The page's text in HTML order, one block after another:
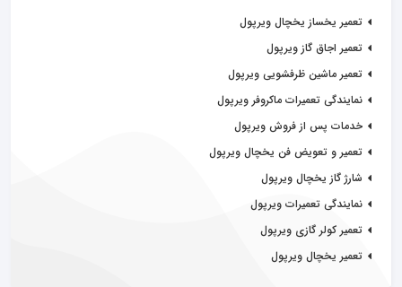
تعمیر یخساز یخچال ویرپول
تعمیر اجاق گاز ویرپول
تعمیر ماشین ظرفشویی ویرپول
نمایندگی تعمیرات ماکروفر ویرپول
خدمات پس از فروش ویرپول
تعمیر و تعویض فن یخچال ویرپول
شارژ گاز یخچال ویرپول
نمایندگی تعمیرات ویرپول
تعمیر کولر گازی ویرپول
تعمیر یخچال ویرپول